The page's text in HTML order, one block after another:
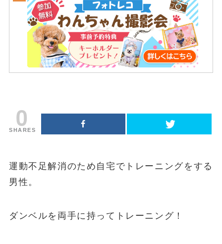
0
SHARES
運動不足解消のため自宅でトレーニングをする
男性。
ダンベルを両手に持ってトレーニング！